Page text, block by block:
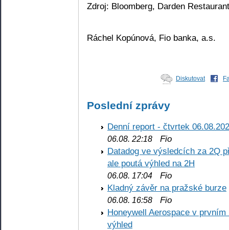
Zdroj: Bloomberg, Darden
Ráchel Kopúnová, Fio banka, a.s.
Diskutovat
Poslední zprávy
Denní report - čtvrtek
06.08. 22:18 Fio
Datadog ve výsledcích za 2Q
ale poutá výhled na 2H
06.08. 17:04 Fio
Kladný závěr na pražské burze
06.08. 16:58 Fio
Honeywell Aerospace v
výhled